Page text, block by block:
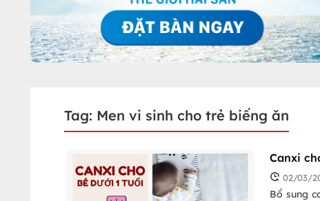
Tag: Men vi sinh cho trẻ biếng ăn
Canxi
02/03/
Bổ sung